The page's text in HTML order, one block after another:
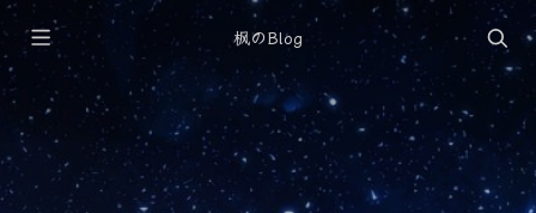
枫のBlog